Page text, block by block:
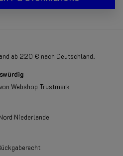
ab 220 € nach Deutschland.
Webshop Trustmark
Niederlande